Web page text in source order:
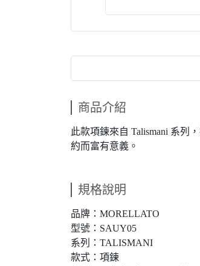
商品介紹
此款項鍊來自 Talismani 系列
約而富有意義。
規格說明
品牌：MORELLATO
型號：SAUY05
系列：TALISMANI
款式：項鍊